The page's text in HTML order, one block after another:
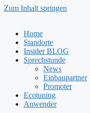
Zum Inhalt springen
Home
Standorte
Insider BLOG
Sprechstunde
News
Einbaupartner
Promoter
Ecotuning
Anwender